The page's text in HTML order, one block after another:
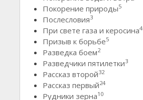
Покорение природы5
Послесловия3
При свете газа и керосина4
Призыв к борьбе5
Разведка боем2
Разведчики пятилетки3
Рассказ второй32
Рассказ первый24
Рудники зерна10